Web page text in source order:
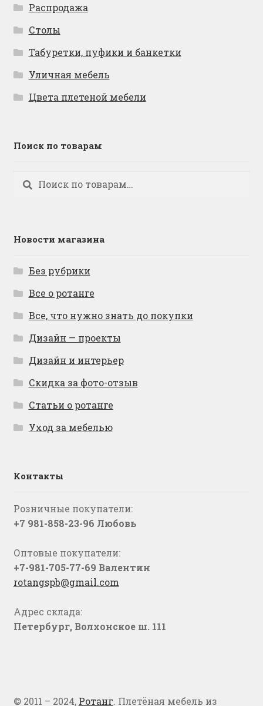
Распродажа
Столы
Табуретки, пуфики и банкетки
Уличная мебель
Цвета плетеной мебели
Поиск по товарам
Искать:
Поиск
Новости магазина
Без рубрики
Все о ротанге
Все, что нужно знать до покупки
Дизайн — проекты
Дизайн и интерьер
Скидка за фото-отзыв
Статьи о ротанге
Уход за мебелью
Контакты
Розничные покупатели:
+7 981-858-23-96 Любовь
Оптовые покупатели:
+7-981-705-77-69 Валентин
rotangspb@gmail.com
Адрес склада:
Петербург, Волхонское ш. 111
© 2011 – 2024, Ротанг. Плетёная мебель из